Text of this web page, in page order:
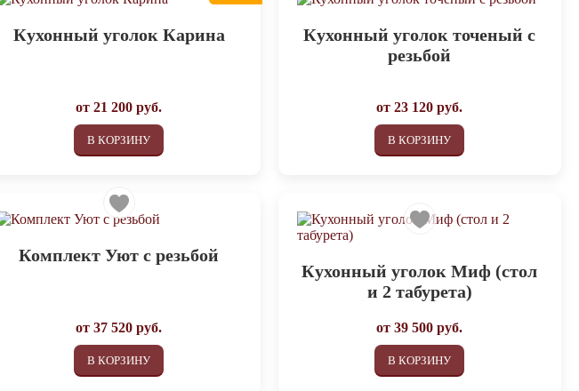
Кухонный уголок Карина
от21 200 руб.
В КОРЗИНУ
Кухонный уголок точеный с
резьбой
от23 120 руб.
В КОРЗИНУ
Комплект Уют с резьбой
от37 520 руб.
В КОРЗИНУ
Кухонный уголок Миф (стол
и 2 табурета)
от39 500 руб.
В КОРЗИНУ